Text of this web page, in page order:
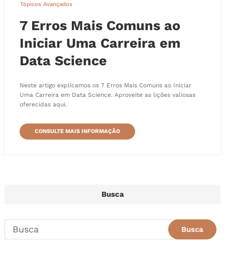
Tópicos Avançados
7 Erros Mais Comuns ao
Iniciar Uma Carreira em
Data Science
Neste artigo explicamos os 7 Erros Mais Comuns ao Iniciar
Uma Carreira em Data Science. Aproveite as lições valiosas
oferecidas aqui.
CONSULTE MAIS INFORMAÇÃO
Busca